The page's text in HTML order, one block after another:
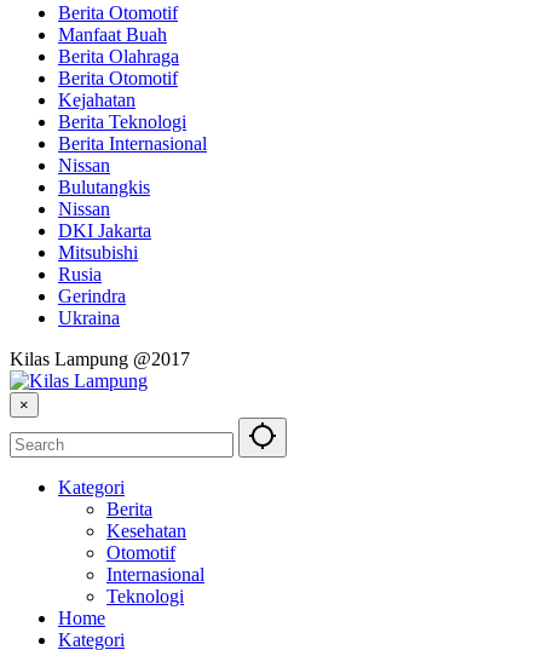
Berita Otomotif
Manfaat Buah
Berita Olahraga
Berita Otomotif
Kejahatan
Berita Teknologi
Berita Internasional
Nissan
Bulutangkis
Nissan
DKI Jakarta
Mitsubishi
Rusia
Gerindra
Ukraina
Kilas Lampung @2017
×
Kategori
Berita
Kesehatan
Otomotif
Internasional
Teknologi
Home
Kategori